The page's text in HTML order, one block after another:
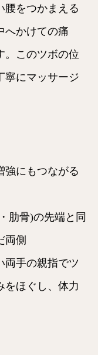
腰をつかまえる
へかけての痛
。このツボの位
寧にマッサージ
強にもつながる
肋骨)の先端と同
両側
両手の親指でツ
をほぐし、体力